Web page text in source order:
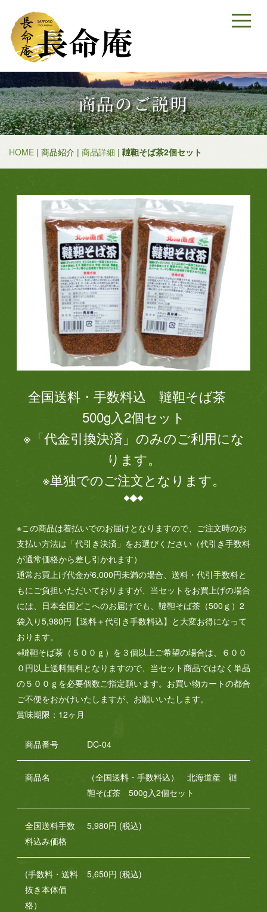
商品のご説明
HOME | 商品紹介 | 商品詳細 | 韃靼そば茶2個セット
全国送料・手数料込 韃靼そば茶
500g入2個セット
※「代金引換決済」のみのご利用にな
ります。
※単独でのご注文となります。
※この商品は着払いでのお届けとなりますので、ご注文時のお
支払い方法は「代引き決済」をお選びください（代引き手数料
が通常価格から差し引かれます）
通常お買上げ代金が6,000円未満の場合、送料・代引手数料と
もにご負担いただいておりますが、当セットをお買上げの場合
には、日本全国どこへのお届けでも、韃靼そば茶（500ｇ）2
袋入り5,980円【送料＋代引き手数料込】と大変お得になって
おります。
※韃靼そば茶（５００ｇ）を３個以上ご希望の場合は、６００
０円以上送料無料となりますので、当セット商品ではなく単品
の５００ｇを必要個数ご指定願います。お買い物カートの都合
ご不便をおかけいたしますが、お願いいたします。
賞味期限：12ヶ月
商品番号 DC-04
商品名
（全国送料・手数料込） 北海道産 韃
靼そば茶 500g入2個セット
全国送料手数
料込み価格
5,980円 (税込)
(手数料・送料
抜き本体価
格）
5,650円 (税込)